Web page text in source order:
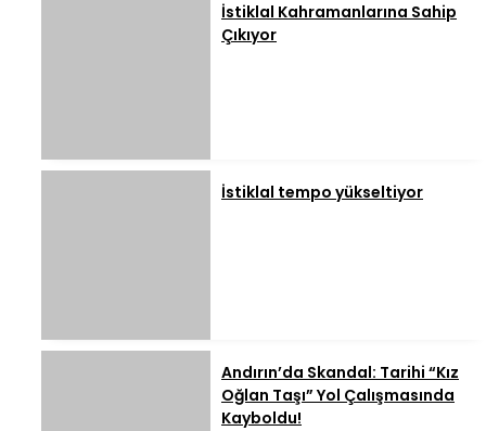
İstiklal Kahramanlarına Sahip
Çıkıyor
İstiklal tempo yükseltiyor
Andırın’da Skandal: Tarihi “Kız
Oğlan Taşı” Yol Çalışmasında
Kayboldu!